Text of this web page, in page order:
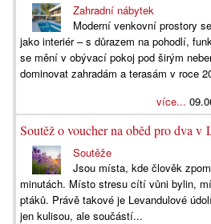
Zahradní nábytek
Moderní venkovní prostory
jako interiér – s důrazem na pohodlí,
se mění v obývací pokoj pod širým
dominovat zahradám a terasám v roce
více...
Soutěž o voucher na oběd pro dva v
Soutěže
Jsou místa, kde člověk
minutách. Místo stresu cítí vůni bylin,
ptáků. Právě takové je Levandulové
jen kulisou, ale součástí...